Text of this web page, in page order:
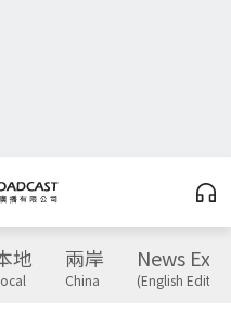
地 兩岸
China
News
(English